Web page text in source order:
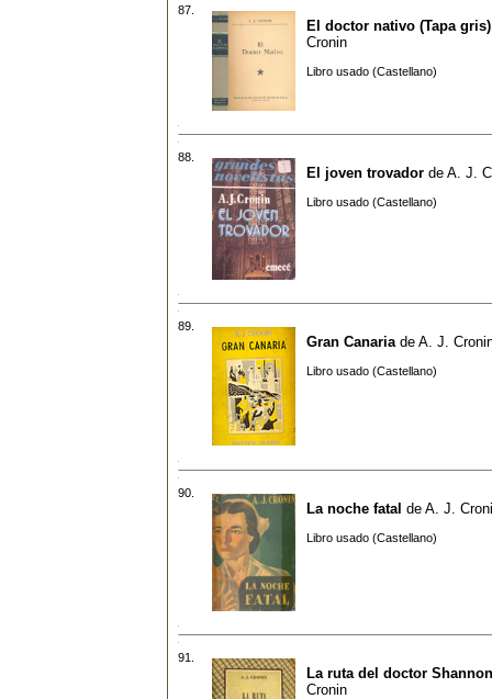
87.
El doctor nativo (Tapa gris)
Cronin
Libro usado (Castellano)
88.
El joven trovador de A. J.
Libro usado (Castellano)
89.
Gran Canaria de A. J.
Libro usado (Castellano)
90.
La noche fatal de A. J.
Libro usado (Castellano)
91.
La ruta del doctor Shannon
Cronin